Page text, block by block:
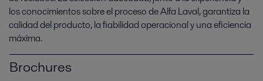
los conocimientos sobre el proceso de Alfa Laval, garantiza la
calidad del producto, la fiabilidad operacional y una eficiencia
máxima.
Brochures